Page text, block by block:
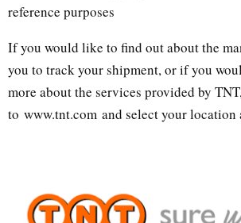
reference purposes
If you would like to find out about the
you to track your shipment, or if you
more about the services provided by
to www.tnt.com and select your location